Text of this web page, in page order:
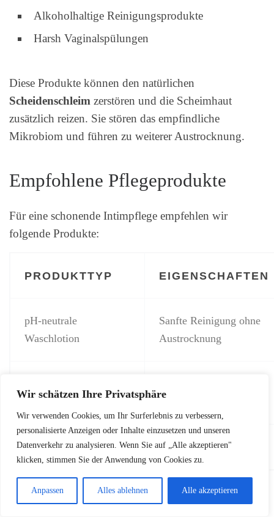
Wir schätzen Ihre Privatsphäre
Wir verwenden Cookies, um Ihr Surferlebnis zu verbessern,
personalisierte Anzeigen oder Inhalte einzusetzen und unseren
Datenverkehr zu analysieren. Wenn Sie auf „Alle akzeptieren"
klicken, stimmen Sie der Anwendung von Cookies zu.
Anpassen Alles ablehnen Alle akzeptieren
Alkoholhaltige Reinigungsprodukte
Harsh Vaginalspülungen
Diese Produkte können den natürlichen
Scheidenschleim zerstören und die Scheimhaut
zusätzlich reizen. Sie stören das empfindliche
Mikrobiom und führen zu weiterer Austrocknung.
Empfohlene Pflegeprodukte
Für eine schonende Intimpflege empfehlen wir
folgende Produkte:
PRODUKTTYP EIGENSCHAFTEN
pH-neutrale
Waschlotion
Sanfte Reinigung ohne
Austrocknung
Intimcreme
Scheidenschleim
Natürliche Gleitgele Ohne künstliche Zusätze
Achten Sie bei derVaginalspülung
darauf, nur sehr